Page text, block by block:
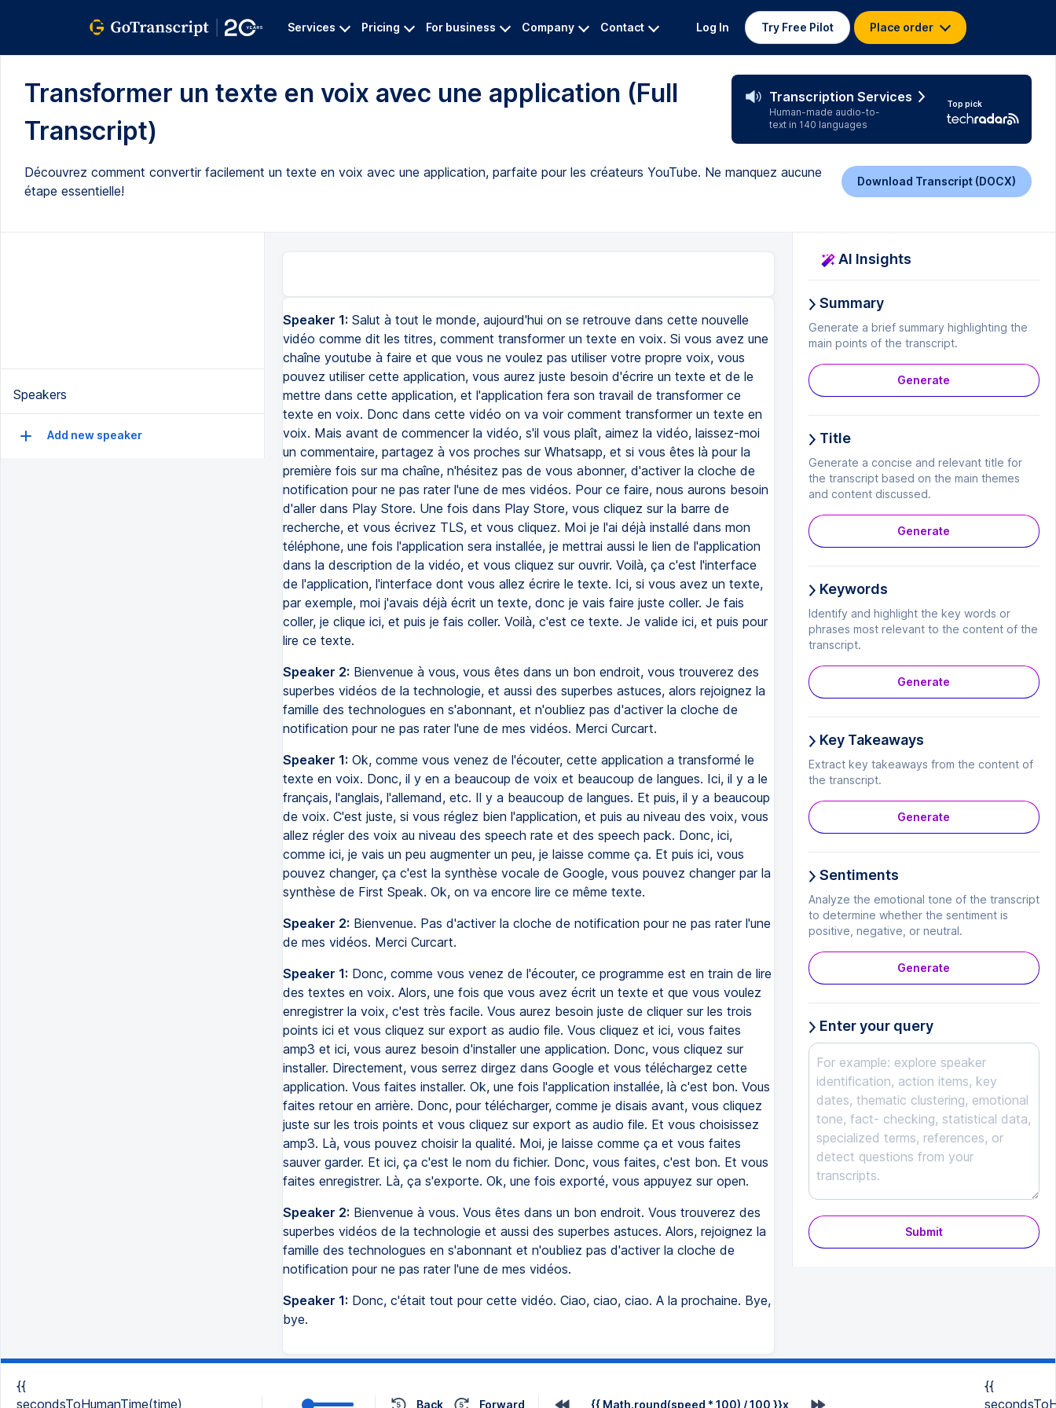
Services Pricing For business Company Contact Log In Try Free Pilot Place order
Transformer un texte en voix avec une application (Full
Transcript)
Transcription Services
Human-made audio-to-
text in 140 languages
Top pick
Découvrez comment convertir facilement un texte en voix avec une application, parfaite pour les créateurs YouTube. Ne manquez aucune
étape essentielle!
Download Transcript (DOCX)
Speakers
Add new speaker
Speaker 1: Salut à tout le monde, aujourd'hui on se retrouve dans cette nouvelle
vidéo comme dit les titres, comment transformer un texte en voix. Si vous avez une
chaîne youtube à faire et que vous ne voulez pas utiliser votre propre voix, vous
pouvez utiliser cette application, vous aurez juste besoin d'écrire un texte et de le
mettre dans cette application, et l'application fera son travail de transformer ce
texte en voix. Donc dans cette vidéo on va voir comment transformer un texte en
voix. Mais avant de commencer la vidéo, s'il vous plaît, aimez la vidéo, laissez-moi
un commentaire, partagez à vos proches sur Whatsapp, et si vous êtes là pour la
première fois sur ma chaîne, n'hésitez pas de vous abonner, d'activer la cloche de
notification pour ne pas rater l'une de mes vidéos. Pour ce faire, nous aurons besoin
d'aller dans Play Store. Une fois dans Play Store, vous cliquez sur la barre de
recherche, et vous écrivez TLS, et vous cliquez. Moi je l'ai déjà installé dans mon
téléphone, une fois l'application sera installée, je mettrai aussi le lien de l'application
dans la description de la vidéo, et vous cliquez sur ouvrir. Voilà, ça c'est l'interface
de l'application, l'interface dont vous allez écrire le texte. Ici, si vous avez un texte,
par exemple, moi j'avais déjà écrit un texte, donc je vais faire juste coller. Je fais
coller, je clique ici, et puis je fais coller. Voilà, c'est ce texte. Je valide ici, et puis pour
lire ce texte.
Speaker 2: Bienvenue à vous, vous êtes dans un bon endroit, vous trouverez des
superbes vidéos de la technologie, et aussi des superbes astuces, alors rejoignez la
famille des technologues en s'abonnant, et n'oubliez pas d'activer la cloche de
notification pour ne pas rater l'une de mes vidéos. Merci Curcart.
Speaker 1: Ok, comme vous venez de l'écouter, cette application a transformé le
texte en voix. Donc, il y en a beaucoup de voix et beaucoup de langues. Ici, il y a le
français, l'anglais, l'allemand, etc. Il y a beaucoup de langues. Et puis, il y a beaucoup
de voix. C'est juste, si vous réglez bien l'application, et puis au niveau des voix, vous
allez régler des voix au niveau des speech rate et des speech pack. Donc, ici,
comme ici, je vais un peu augmenter un peu, je laisse comme ça. Et puis ici, vous
pouvez changer, ça c'est la synthèse vocale de Google, vous pouvez changer par la
synthèse de First Speak. Ok, on va encore lire ce même texte.
Speaker 2: Bienvenue. Pas d'activer la cloche de notification pour ne pas rater l'une
de mes vidéos. Merci Curcart.
Speaker 1: Donc, comme vous venez de l'écouter, ce programme est en train de lire
des textes en voix. Alors, une fois que vous avez écrit un texte et que vous voulez
enregistrer la voix, c'est très facile. Vous aurez besoin juste de cliquer sur les trois
points ici et vous cliquez sur export as audio file. Vous cliquez et ici, vous faites
amp3 et ici, vous aurez besoin d'installer une application. Donc, vous cliquez sur
installer. Directement, vous serrez dirgez dans Google et vous téléchargez cette
application. Vous faites installer. Ok, une fois l'application installée, là c'est bon. Vous
faites retour en arrière. Donc, pour télécharger, comme je disais avant, vous cliquez
juste sur les trois points et vous cliquez sur export as audio file. Et vous choisissez
amp3. Là, vous pouvez choisir la qualité. Moi, je laisse comme ça et vous faites
sauver garder. Et ici, ça c'est le nom du fichier. Donc, vous faites, c'est bon. Et vous
faites enregistrer. Là, ça s'exporte. Ok, une fois exporté, vous appuyez sur open.
Speaker 2: Bienvenue à vous. Vous êtes dans un bon endroit. Vous trouverez des
superbes vidéos de la technologie et aussi des superbes astuces. Alors, rejoignez la
famille des technologues en s'abonnant et n'oubliez pas d'activer la cloche de
notification pour ne pas rater l'une de mes vidéos.
Speaker 1: Donc, c'était tout pour cette vidéo. Ciao, ciao, ciao. A la prochaine. Bye,
bye.
AI Insights
Summary
Generate a brief summary highlighting the
main points of the transcript.
Generate
Title
Generate a concise and relevant title for
the transcript based on the main themes
and content discussed.
Generate
Keywords
Identify and highlight the key words or
phrases most relevant to the content of the
transcript.
Generate
Key Takeaways
Extract key takeaways from the content of
the transcript.
Generate
Sentiments
Analyze the emotional tone of the transcript
to determine whether the sentiment is
positive, negative, or neutral.
Generate
Enter your query
Submit
{{
secondsToHumanTime(time)
Back Forward {{ Math.round(speed * 100) / 100 }}x
{{